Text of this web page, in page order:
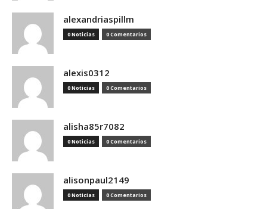
alexandriaspillm
0 Noticias 0 Comentarios
alexis0312
0 Noticias 0 Comentarios
alisha85r7082
0 Noticias 0 Comentarios
alisonpaul2149
0 Noticias 0 Comentarios